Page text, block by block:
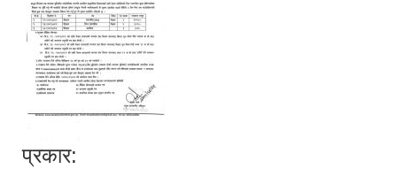
प्रकार: